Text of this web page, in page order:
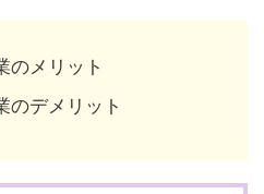
のメリット
のデメリット